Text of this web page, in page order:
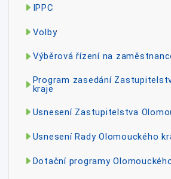
IPPC
Volby
Výběrová řízení na
Program zasedání
kraje
Usnesení Zastupitelstva
Usnesení Rady Olomouckého
Dotační programy